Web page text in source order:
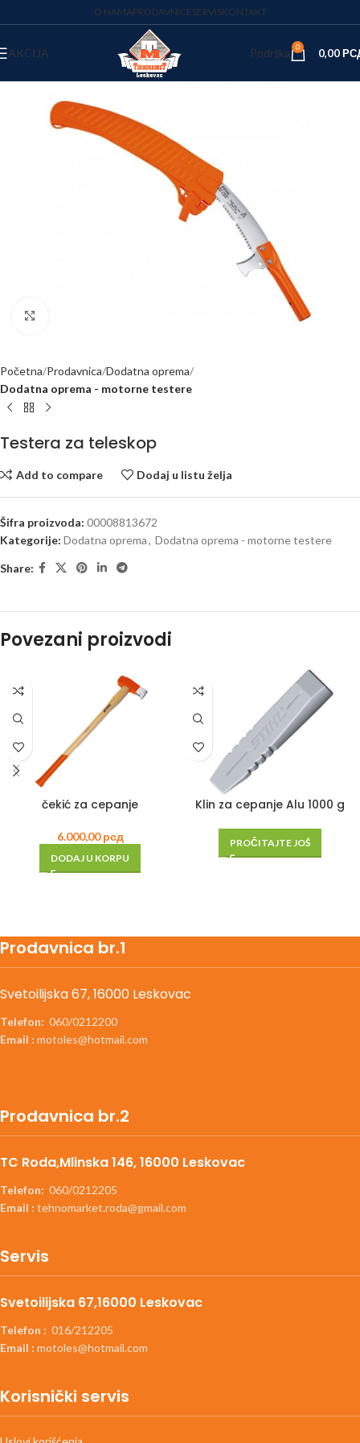
O NAMAPRODAVNICESERVISKONTAKT
AKCIJA Podrška 0 0,00
Početna Prodavnica Dodatna oprema
Dodatna oprema - motorne testere
Testera za teleskop
Add to compare Dodaj u listu želja
Šifra proizvoda: 00008813672
Kategorije: Dodatna oprema, Dodatna oprema - motorne testere
Share:
Povezani proizvodi
čekić za cepanje
6.000,00рсд
DODAJ U KORPU
Klin za cepanje Alu 1000 g
PROČITAJTE JOŠ
Prodavnica br.1
Svetoilijska 67, 16000 Leskovac
Telefon: 060/0212200
Email : motoles@hotmail.com
Prodavnica br.2
TC Roda,Mlinska 146, 16000 Leskovac
Telefon: 060/0212205
Email : tehnomarket.roda@gmail.com
Servis
Svetoilijska 67,16000 Leskovac
Telefon : 016/212205
Email : motoles@hotmail.com
Korisnički servis